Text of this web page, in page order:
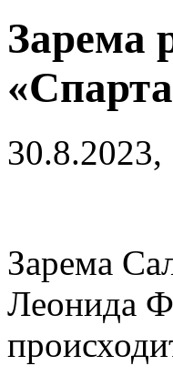
Зарема
30.8.2023,
Зарема
Леонида